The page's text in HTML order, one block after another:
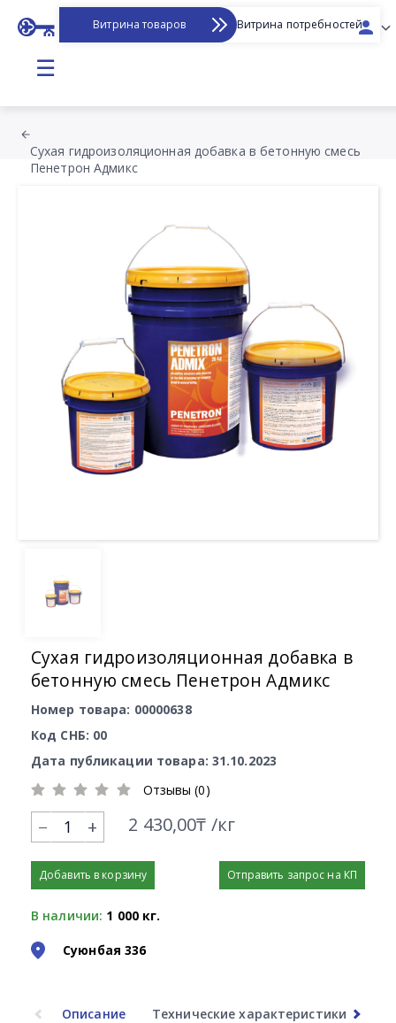
Витрина товаров Витрина потребностей
☰
Сухая гидроизоляционная добавка в бетонную смесь
Пенетрон Адмикс
Сухая гидроизоляционная добавка в
бетонную смесь Пенетрон Адмикс
Номер товара: 00000638
Код СНБ: 00
Дата публикации товара: 31.10.2023
Отзывы (0)
+ 2 430,00₸ /кг
Добавить в корзину Отправить запрос на КП
В наличии: 1 000 кг.
Суюнбая 336
Описание Технические характеристики